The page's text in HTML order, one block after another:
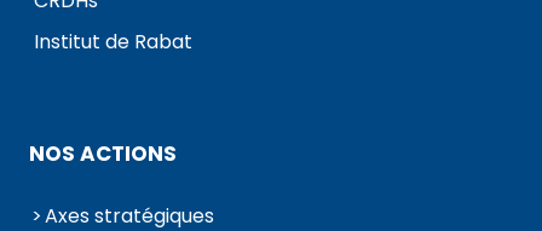
Institut de Rabat
NOS ACTIONS
Axes stratégiques